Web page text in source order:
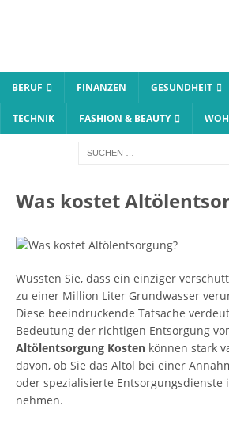
BERUF FINANZEN GESUNDHEIT
TECHNIK FASHION & BEAUTY
Was kostet
Wussten Sie, dass ein einziger
zu einer Million Liter Grundwasser
Diese beeindruckende Tatsache
Bedeutung der richtigen Entsorgung
Altölentsorgung Kosten können stark
davon, ob Sie das Altöl bei einer
oder spezialisierte Entsorgungsdienste
nehmen.